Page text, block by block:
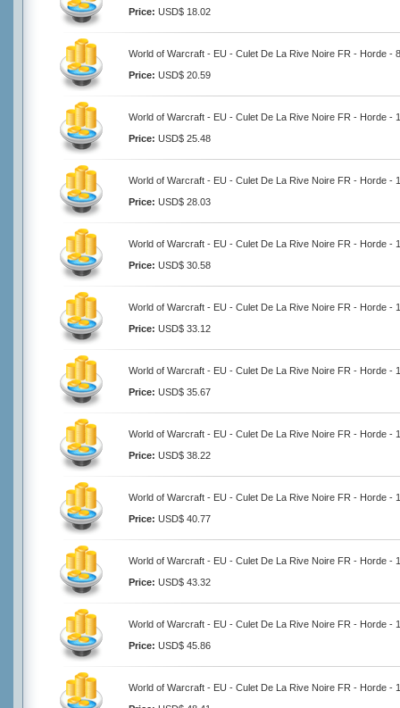
Price: USD$ 18.02
World of Warcraft - EU - Culet De La Rive Noire FR - Horde -
Price: USD$ 20.59
World of Warcraft - EU - Culet De La Rive Noire FR - Horde -
Price: USD$ 25.48
World of Warcraft - EU - Culet De La Rive Noire FR - Horde -
Price: USD$ 28.03
World of Warcraft - EU - Culet De La Rive Noire FR - Horde -
Price: USD$ 30.58
World of Warcraft - EU - Culet De La Rive Noire FR - Horde -
Price: USD$ 33.12
World of Warcraft - EU - Culet De La Rive Noire FR - Horde -
Price: USD$ 35.67
World of Warcraft - EU - Culet De La Rive Noire FR - Horde -
Price: USD$ 38.22
World of Warcraft - EU - Culet De La Rive Noire FR - Horde -
Price: USD$ 40.77
World of Warcraft - EU - Culet De La Rive Noire FR - Horde -
Price: USD$ 43.32
World of Warcraft - EU - Culet De La Rive Noire FR - Horde -
Price: USD$ 45.86
World of Warcraft - EU - Culet De La Rive Noire FR - Horde -